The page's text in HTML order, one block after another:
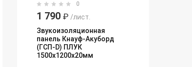
0
1 790 ₽ /лист.
Звукоизоляционная
панель Кнауф-Акуборд
(ГСП-D) ПЛУК
1500х1200х20мм